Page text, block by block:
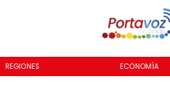
REGIONES ECONOMÍA